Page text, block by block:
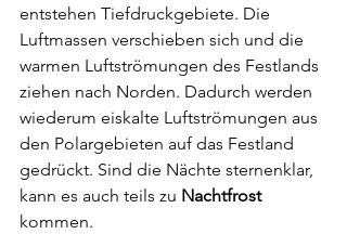
entstehen Tiefdruckgebiete. Die
Luftmassen verschieben sich und die
warmen Luftströmungen des Festlands
ziehen nach Norden. Dadurch werden
wiederum eiskalte Luftströmungen aus
den Polargebieten auf das Festland
gedrückt. Sind die Nächte sternenklar,
kann es auch teils zu Nachtfrost
kommen.